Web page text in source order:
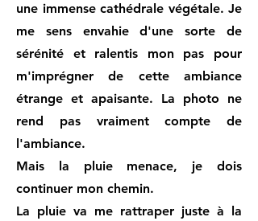
une immense cathédrale végétale. Je
me sens envahie d'une sorte de
sérénité et ralentis mon pas pour
m'imprégner de cette ambiance
étrange et apaisante. La photo ne
rend pas vraiment compte de
l'ambiance.
Mais la pluie menace, je dois
continuer mon chemin.
La pluie va me rattraper juste à la